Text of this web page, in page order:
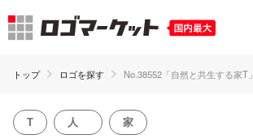
トップ ロゴを探す No.38552「自然と共生する家T」
T 人 家